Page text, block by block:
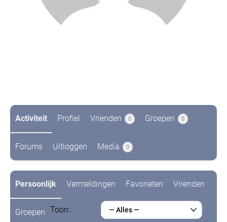
Activiteit Profiel Vrienden 0 Groepen 0
Forums Uitloggen Media 0
Persoonlijk Vermeldingen Favorieten Vrienden
Groepen Toon: — Alles —